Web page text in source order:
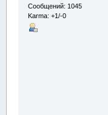
Сообщений: 1045
Karma: +1/-0